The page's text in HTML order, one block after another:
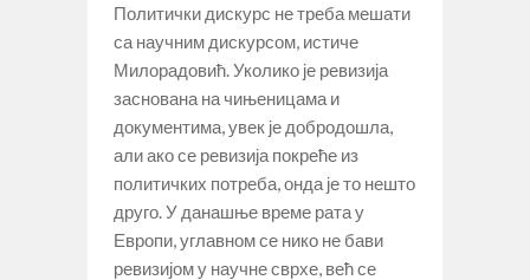
Политички дискурс не треба мешати
са научним дискурсом, истиче
Милорадовић. Уколико је ревизија
заснована на чињеницама и
документима, увек је добродошла,
али ако се ревизија покреће из
политичких потреба, онда је то нешто
друго. У данашње време рата у
Европи, углавном се нико не бави
ревизијом у научне сврхе, већ се